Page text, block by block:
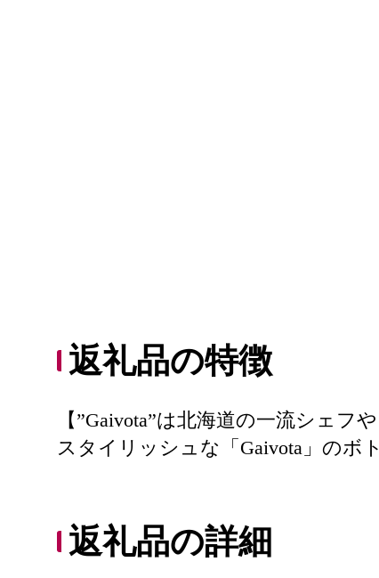
返礼品の特徴
【”Gaivota”は北海道の一流シェ
スタイリッシュな「Gaivota」のボ
返礼品の詳細